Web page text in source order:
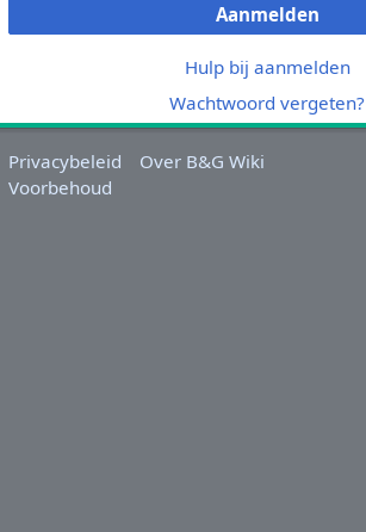
Aanmelden
Hulp bij aanmelden
Wachtwoord vergeten?
Privacybeleid
Over B&G Wiki
Voorbehoud